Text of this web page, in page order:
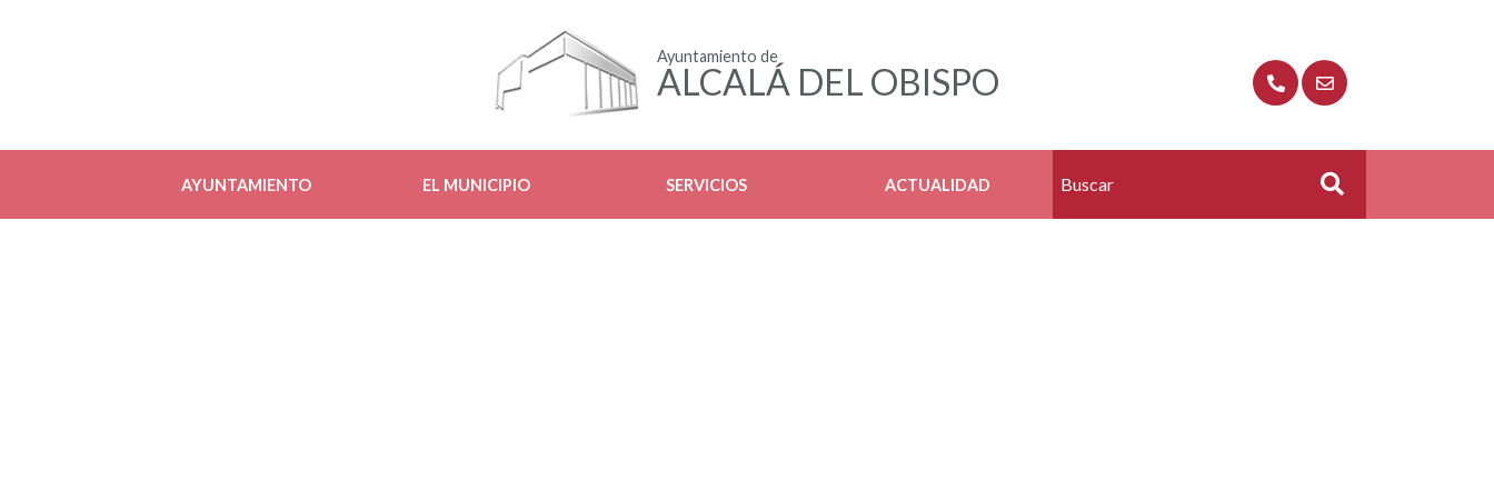
Ayuntamiento de
ALCALÁ DEL OBISPO
AYUNTAMIENTO EL MUNICIPIO SERVICIOS ACTUALIDAD Buscar